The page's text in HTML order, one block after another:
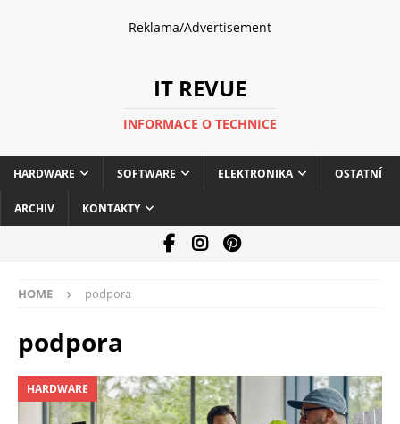
Reklama/Advertisement
IT REVUE
INFORMACE O TECHNICE
HARDWARE SOFTWARE ELEKTRONIKA OSTATNÍ
ARCHIV KONTAKTY
HOME podpora
podpora
HARDWARE